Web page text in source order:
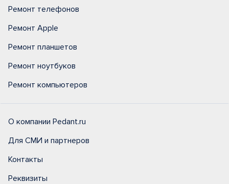
Ремонт телефонов
Ремонт Apple
Ремонт планшетов
Ремонт ноутбуков
Ремонт компьютеров
О компании Pedant.ru
Для СМИ и партнеров
Контакты
Реквизиты